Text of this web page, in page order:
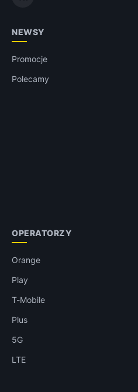
NEWSY
Promocje
Polecamy
OPERATORZY
Orange
Play
T-Mobile
Plus
5G
LTE